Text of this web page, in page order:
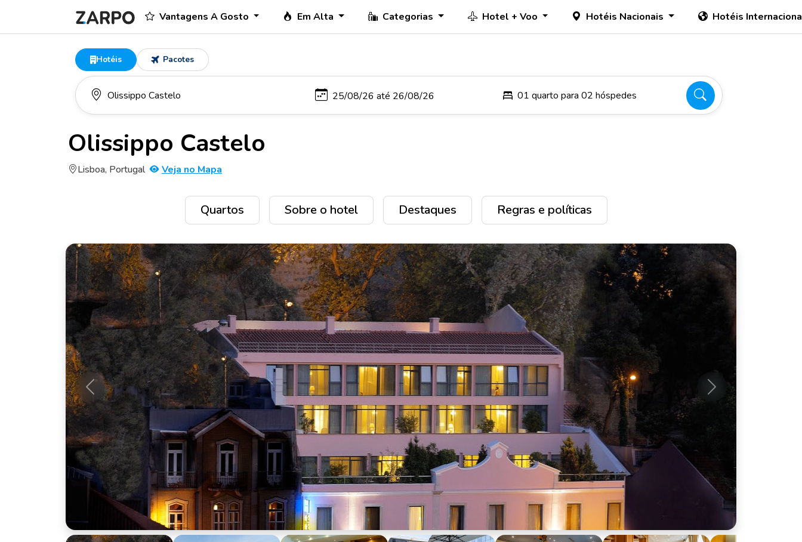
Vantagens A Gosto Em Alta Categorias Hotel + Voo Hotéis Nacionais Hotéis
Hotéis Pacotes
01 quarto para 02 hóspedes
Olissippo Castelo
Lisboa, Portugal Veja no Mapa
Quartos Sobre o hotel Destaques Regras e políticas
Anterior Próximo